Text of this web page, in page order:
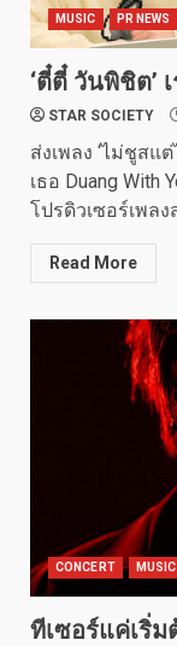
MUSIC PR NEWS
‘ตี๋ตี๋ วันพิชิต’
STAR SOCIETY
ส่งเพลง ‘ไม่ชูสแต่
เธอ Duang With
โปรดิวเซอร์เพลง
Read More
CONCERT MUSIC
ทีเซอร์แค่เริ่